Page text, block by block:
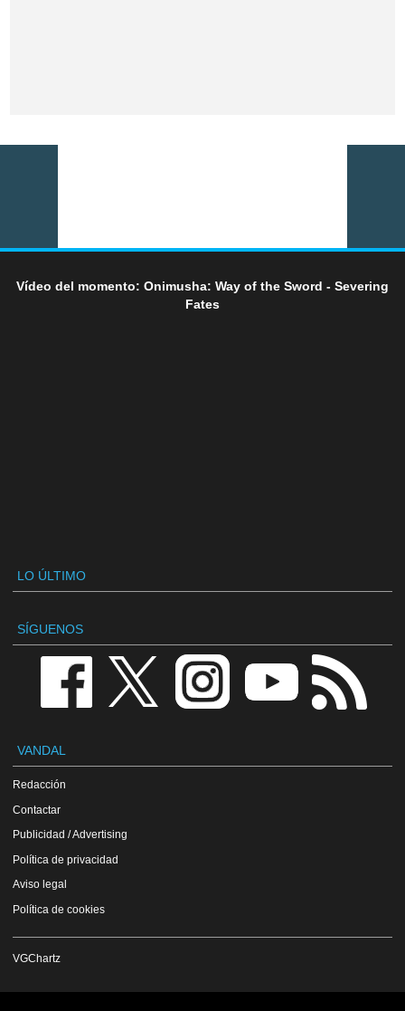
Vídeo del momento: Onimusha: Way of the Sword - Severing
Fates
LO ÚLTIMO
SÍGUENOS
VANDAL
Redacción
Contactar
Publicidad / Advertising
Política de privacidad
Aviso legal
Política de cookies
VGChartz